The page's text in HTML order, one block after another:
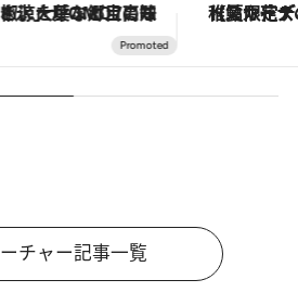
」がOMO7高知に登場！生姜、山椒、大葉など目にも舌にも涼を呼ぶ郷土の味 【夏限定ディナーコース】旬を
チャー記事一覧